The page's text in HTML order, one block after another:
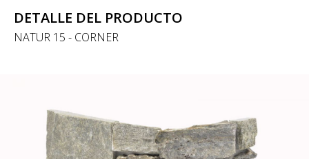
DETALLE DEL PRODUCTO
NATUR 15 - CORNER